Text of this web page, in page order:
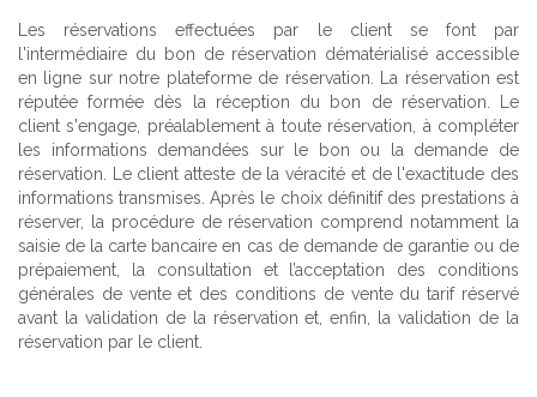
Les réservations effectuées par le client se font par
l'intermédiaire du bon de réservation dématérialisé accessible
en ligne sur notre plateforme de réservation. La réservation est
réputée formée dès la réception du bon de réservation. Le
client s'engage, préalablement à toute réservation, à compléter
les informations demandées sur le bon ou la demande de
réservation. Le client atteste de la véracité et de l'exactitude des
informations transmises. Après le choix définitif des prestations à
réserver, la procédure de réservation comprend notamment la
saisie de la carte bancaire en cas de demande de garantie ou de
prépaiement, la consultation et l’acceptation des conditions
générales de vente et des conditions de vente du tarif réservé
avant la validation de la réservation et, enfin, la validation de la
réservation par le client.